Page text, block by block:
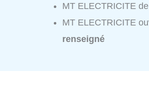
MT ELECTRICITE
MT ELECTRICITE
renseigné